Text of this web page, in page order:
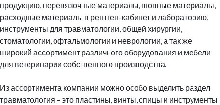
продукцию, перевязочные материалы, шовные материалы,
расходные материалы в рентген-кабинет и лабораторию,
инструменты для травматологии, общей хирургии,
стоматологии, офтальмологии и неврологии, а так же
широкий ассортимент различного оборудования и мебели
для ветеринарии собственного производства.
Из ассортимента компании можно особо выделить раздел
травматология – это пластины, винты, спицы и инструменты